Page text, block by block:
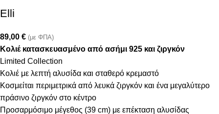
Elli
89,00 € (με ΦΠΑ)
Κολιέ κατασκευασμένο από ασήμι 925 και ζιργκόν
Limited Collection
Κολιέ με λεπτή αλυσίδα και σταθερό κρεμαστό
Κοσμείται περιμετρικά από λευκά ζιργκόν και ένα μεγαλύτερο
πράσινο ζιργκόν στο κέντρο
Προσαρμόσιμο μέγεθος (39 cm) με επέκταση αλυσίδας